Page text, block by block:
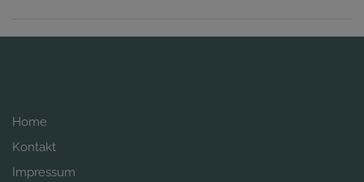
Home
Kontakt
Impressum